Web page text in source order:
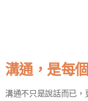
溝通，是每
溝通不只是說話而已